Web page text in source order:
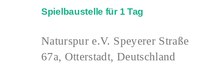
Spielbaustelle für 1 Tag
Naturspur e.V. Speyerer Straße
67a, Otterstadt, Deutschland